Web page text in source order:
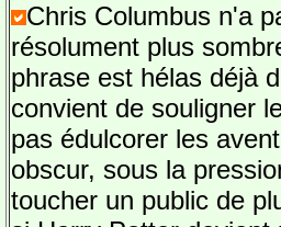
Chris Columbus n'a
résolument plus
phrase est hélas déjà
convient de souligner
pas édulcorer les
obscur, sous la
toucher un public de